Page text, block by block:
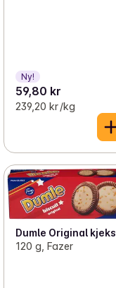
Ny!
59,80 kr
239,20 kr /kg
Dumle Original kjeks
120 g, Fazer